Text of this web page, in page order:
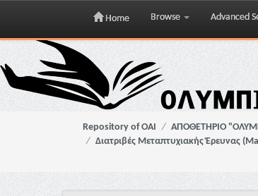
Skip
navigation
Home Browse Advanced
Repository of OAI ΑΠΟΘΕΤΗΡΙΟ
Διατριβές Μεταπτυχιακής Έρευνας